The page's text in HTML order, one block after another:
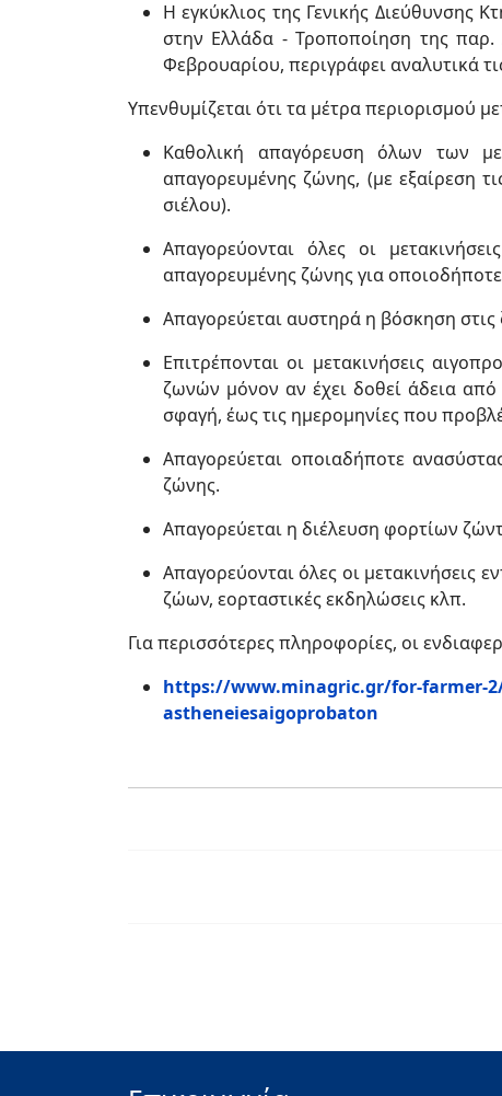
Η εγκύκλιος της Γενικής Διεύθυνσης
στην Ελλάδα - Τροποποίηση της παρ.
Φεβρουαρίου, περιγράφει αναλυτικά
Υπενθυμίζεται ότι τα μέτρα περιορισμού
Καθολική απαγόρευση όλων των
απαγορευμένης ζώνης, (με εξαίρεση
σιέλου).
Απαγορεύονται όλες οι
απαγορευμένης ζώνης για
Απαγορεύεται αυστηρά η βόσκηση
Επιτρέπονται οι μετακινήσεις
ζωνών μόνον αν έχει δοθεί άδεια
σφαγή, έως τις ημερομηνίες που
Απαγορεύεται οποιαδήποτε
ζώνης.
Απαγορεύεται η διέλευση φορτίων
Απαγορεύονται όλες οι μετακινήσεις
ζώων, εορταστικές εκδηλώσεις κλπ.
Για περισσότερες πληροφορίες, οι
https://www.minagric.gr/for-farmer-
astheneiesaigoprobaton